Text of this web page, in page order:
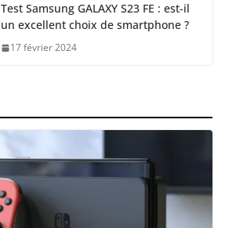
Test Samsung GALAXY S23 FE : est-il
un excellent choix de smartphone ?
17 février 2024